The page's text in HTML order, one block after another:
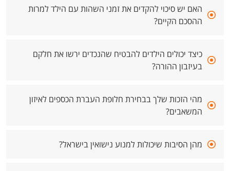
האם יש סיכוי להקדים את זמני השהות עם הילד למרות
ההסכם הקיים?
כיצד יכולים הילדים להבטיח שהנכדים ירשו את חלקם
בעיזבון ההורה?
מהי הזכות שלך בבחירת חלופת העברת הכספים לאיזון
המשאבים?
מהן הסיבות שיכולות למנוע נישואין בישראל?